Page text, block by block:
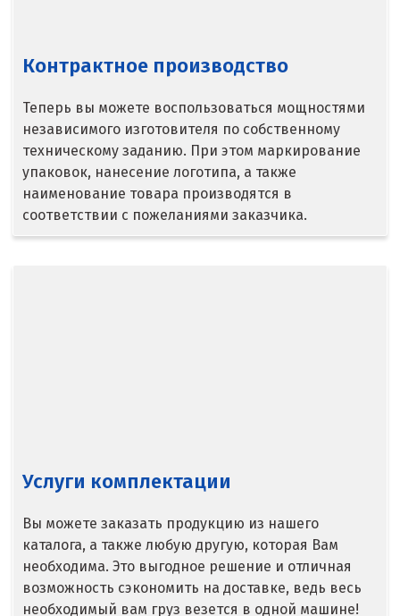
Снежинск
Сочи
Среднеуральск
Ставрополь
Тобольск
Тольятти
Контрактное производство
Теперь вы можете воспользоваться мощностями
независимого изготовителя по собственному
техническому заданию. При этом маркирование
упаковок, нанесение логотипа, а также
наименование товара производятся в
соответствии с пожеланиями заказчика.
Услуги комплектации
Вы можете заказать продукцию из нашего
каталога, а также любую другую, которая Вам
необходима. Это выгодное решение и отличная
возможность сэкономить на доставке, ведь весь
необходимый вам груз везется в одной машине!